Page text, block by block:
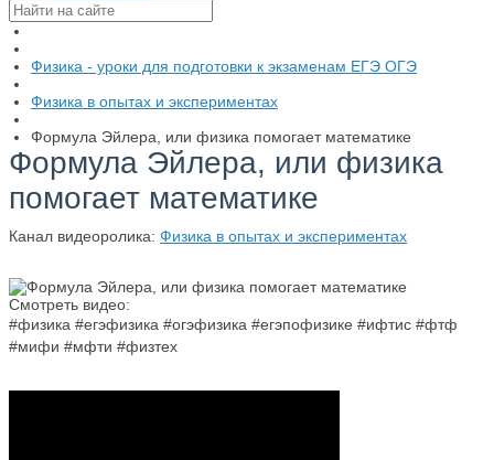
Физика - уроки для подготовки к экзаменам ЕГЭ ОГЭ
Физика в опытах и экспериментах
Формула Эйлера, или физика помогает математике
Формула Эйлера, или физика
помогает математике
Канал видеоролика: Физика в опытах и экспериментах
Смотреть видео:
#физика #егэфизика #огэфизика #егэпофизике #ифтис #фтф
#мифи #мфти #физтех